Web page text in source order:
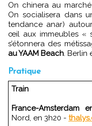
On chinera au
On socialisera dans
tendance anar)
œil aux immeubles «
s’étonnera des
au YAAM Beach. Berlin
Pratique
Train
France-Amsterdam
Nord, en 3h20 -